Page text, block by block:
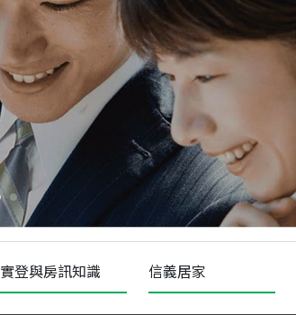
年 07月 成交
四維天廈
新竹市新竹市四維路
115 月 成交
菁英典藏
新竹市新竹市慈祥路
實登與房訊知識 信義居家